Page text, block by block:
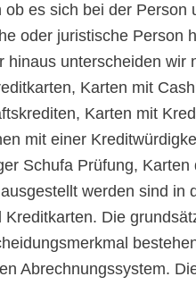
ob es sich bei der Person
oder juristische Person
hinaus unterscheiden wir
Karten mit
Karten mit
mit einer
Schufa Prüfung, Karten
werden sind in
Kreditkarten. Die
Abrechnungssystem.